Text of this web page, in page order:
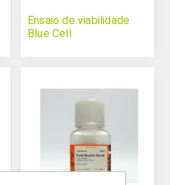
Ensaio de viabilidade
Blue Cell